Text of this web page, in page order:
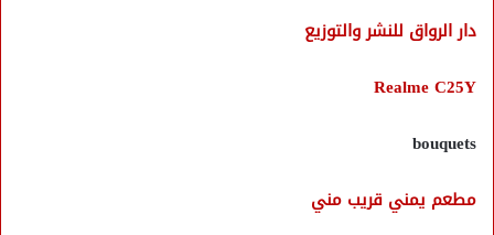
دار الرواق للنشر والتوزيع
Realme C25Y
bouquets
مطعم يمني قريب مني